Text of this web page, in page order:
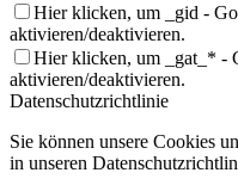
Hier klicken, um _gid -
aktivieren/deaktivieren.
Hier klicken, um _gat_* -
aktivieren/deaktivieren.
Datenschutzrichtlinie
Sie können unsere Cookies
in unseren